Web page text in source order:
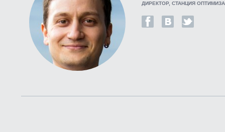
ДИРЕКТОР, СТАНЦИЯ